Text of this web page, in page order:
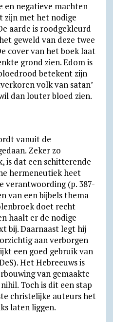
en negatieve machten
zijn met het nodige
aarde is roodgekleurd
geweld van deze twee
cover van het boek laat
grond zien. Edom is
betekent zijn
volk van satan’
dan louter bloed zien.
vanuit de
Zeker zo
is dat een schitterende
hermeneutiek heet
verantwoording (p. 387-
van een bijbels thema
doet recht
haalt er de nodige
bij. Daarnaast legt hij
aan verborgen
een goed gebruik van
Het Hebreeuws is
van gemaakte
Toch is dit een stap
christelijke auteurs het
laten liggen.